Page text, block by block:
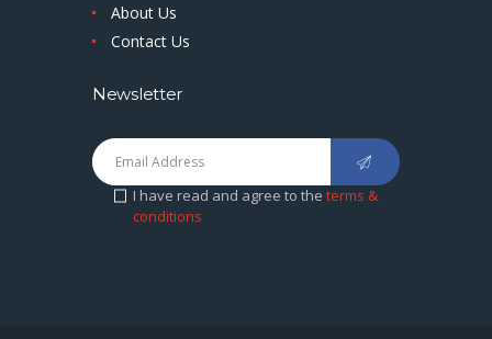
About Us
Contact Us
Newsletter
I have read and agree to the terms &
conditions